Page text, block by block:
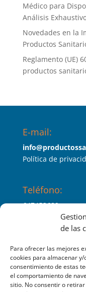
de las
Para ofrecer las mejores
cookies para almacenar
consentimiento de estas
el comportamiento de
sitio. No consentir o
Médico para
Análisis
Novedades en la
Productos
Reglamento (UE)
productos
E-mail:
Política de
Teléfono:
647453689
SERPROSAN
Productos